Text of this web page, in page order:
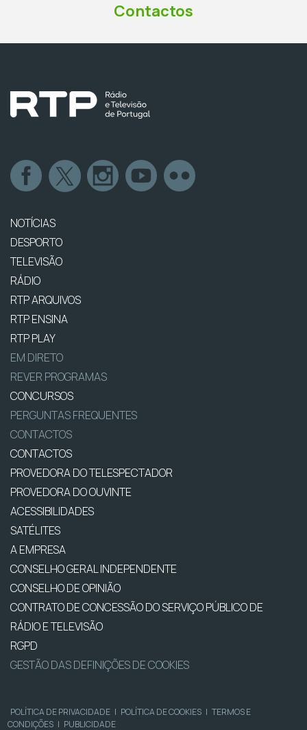
Contactos
NOTÍCIAS
DESPORTO
TELEVISÃO
RÁDIO
RTP ARQUIVOS
RTP ENSINA
RTP PLAY
EM DIRETO
REVER PROGRAMAS
CONCURSOS
PERGUNTAS FREQUENTES
CONTACTOS
CONTACTOS
PROVEDORA DO TELESPECTADOR
PROVEDORA DO OUVINTE
ACESSIBILIDADES
SATÉLITES
A EMPRESA
CONSELHO GERAL INDEPENDENTE
CONSELHO DE OPINIÃO
CONTRATO DE CONCESSÃO DO SERVIÇO PÚBLICO DE
RÁDIO E TELEVISÃO
RGPD
GESTÃO DAS DEFINIÇÕES DE COOKIES
POLÍTICA DE PRIVACIDADE | POLÍTICA DE COOKIES | TERMOS E
CONDIÇÕES | PUBLICIDADE